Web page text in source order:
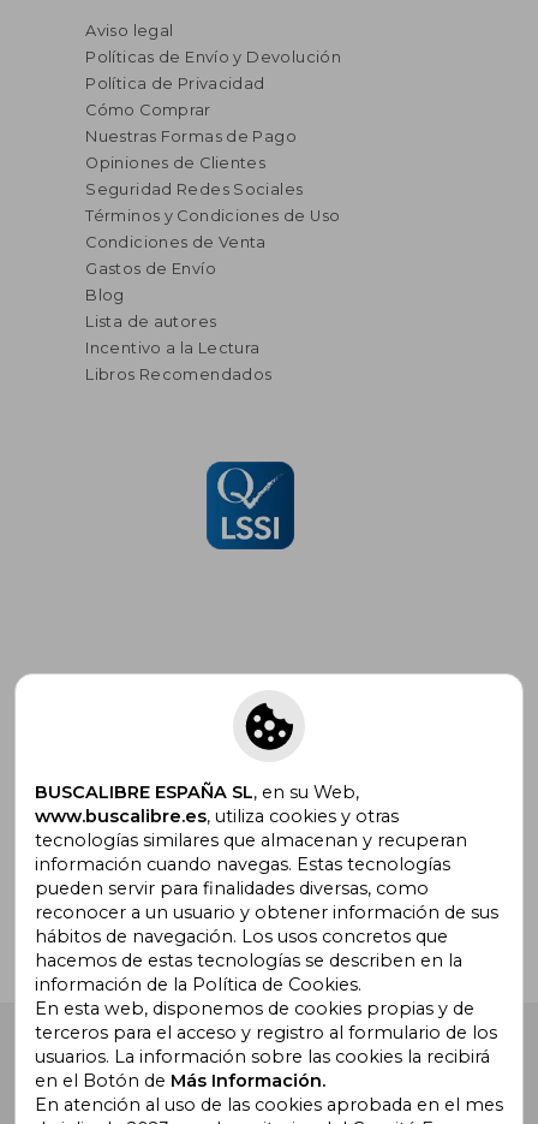
Aviso legal
Políticas de Envío y Devolución
Política de Privacidad
Cómo Comprar
Nuestras Formas de Pago
Opiniones de Clientes
Seguridad Redes Sociales
Términos y Condiciones de Uso
Condiciones de Venta
Gastos de Envío
Blog
Lista de autores
Incentivo a la Lectura
Libros Recomendados
Suscríbete para recibir ofertas y
promociones
¿Necesitas ayuda?
Ir a Centro de Soporte
Buscalibre España . Calle Energía, 65, Nave 3 (08940),
Cornellà de Llobregat, Barcelona. Derechos Reservados.
BUSCALIBRE ESPAÑA SL, en su Web,
www.buscalibre.es, utiliza cookies y otras
tecnologías similares que almacenan y recuperan
información cuando navegas. Estas tecnologías
pueden servir para finalidades diversas, como
reconocer a un usuario y obtener información de sus
hábitos de navegación. Los usos concretos que
hacemos de estas tecnologías se describen en la
información de la Política de Cookies.
En esta web, disponemos de cookies propias y de
terceros para el acceso y registro al formulario de los
usuarios. La información sobre las cookies la recibirá
en el Botón de Más Información.
En atención al uso de las cookies aprobada en el mes